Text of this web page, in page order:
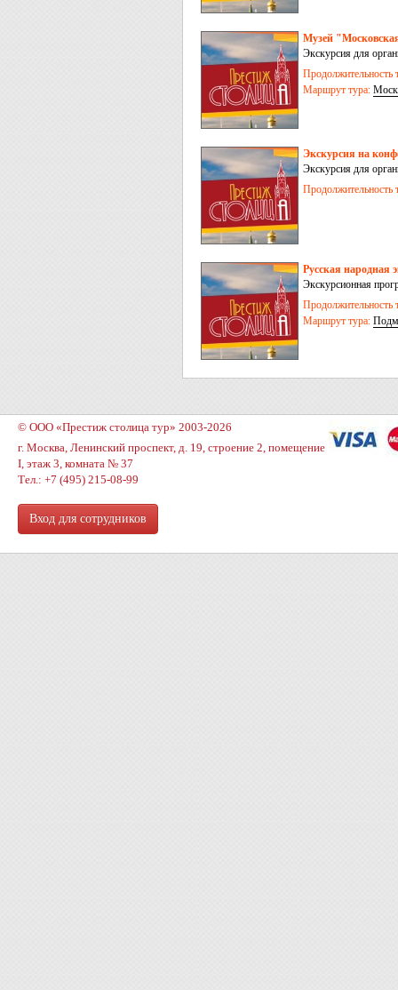
Музей
Экскурсия для
Продолжительность
Маршрут тура:
Экскурсия на
Экскурсия для
Продолжительность
Русская
Экскурсионная
Продолжительность
Маршрут тура:
© ООО «Престиж столица тур» 2003-2026
г. Москва, Ленинский проспект, д. 19, строение 2, помещение
I, этаж 3, комната № 37
Тел.: +7 (495) 215-08-99
Вход для сотрудников